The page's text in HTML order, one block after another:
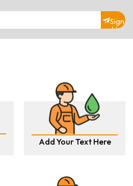
Sign
Up
Add Your Text Here